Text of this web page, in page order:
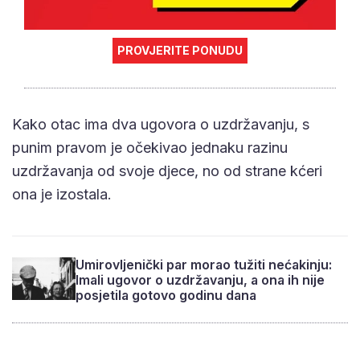
PROVJERITE PONUDU
Kako otac ima dva ugovora o uzdržavanju, s
punim pravom je očekivao jednaku razinu
uzdržavanja od svoje djece, no od strane kćeri
ona je izostala.
Umirovljenički par morao tužiti nećakinju:
Imali ugovor o uzdržavanju, a ona ih nije
posjetila gotovo godinu dana